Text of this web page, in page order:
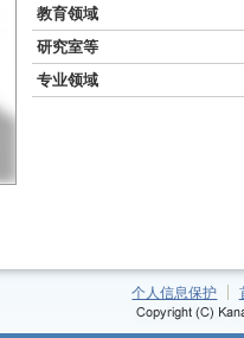
教育领域
研究室等
专业领域
个人信息保护